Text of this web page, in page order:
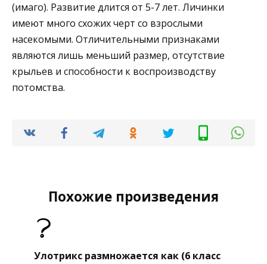
(имаго). Развитие длится от 5-7 лет. Личинки
имеют много схожих черт со взрослыми
насекомыми. Отличительными признаками
являются лишь меньший размер, отсутствие
крыльев и способности к воспроизводству
потомства.
Похожие произведения
Улотрикс размножается как (6 класс